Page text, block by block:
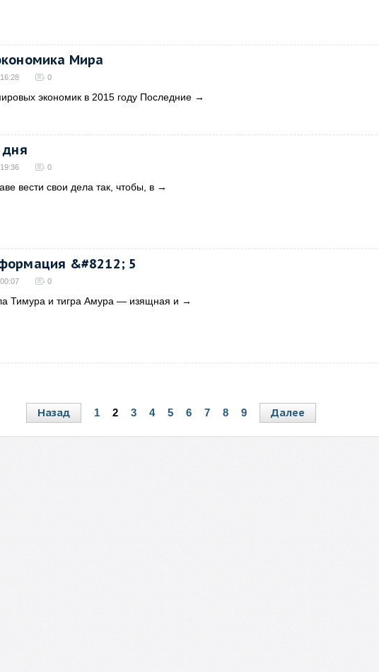
Мира
0
экономик в 2015 году Последние →
дня
0
вести свои дела так, чтобы, в →
&#8212; 5
0
Тимура и тигра Амура — изящная и →
Назад 1 2 3 4 5 6 7 8 9 Далее